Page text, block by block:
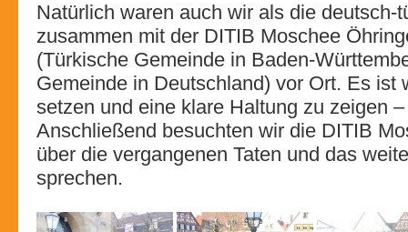
Natürlich waren auch wir als die deutsch-
zusammen mit der DITIB Moschee
(Türkische Gemeinde in Baden-
Gemeinde in Deutschland) vor Ort. Es ist
setzen und eine klare Haltung zu zeigen
Anschließend besuchten wir die DITIB
über die vergangenen Taten und das
sprechen.